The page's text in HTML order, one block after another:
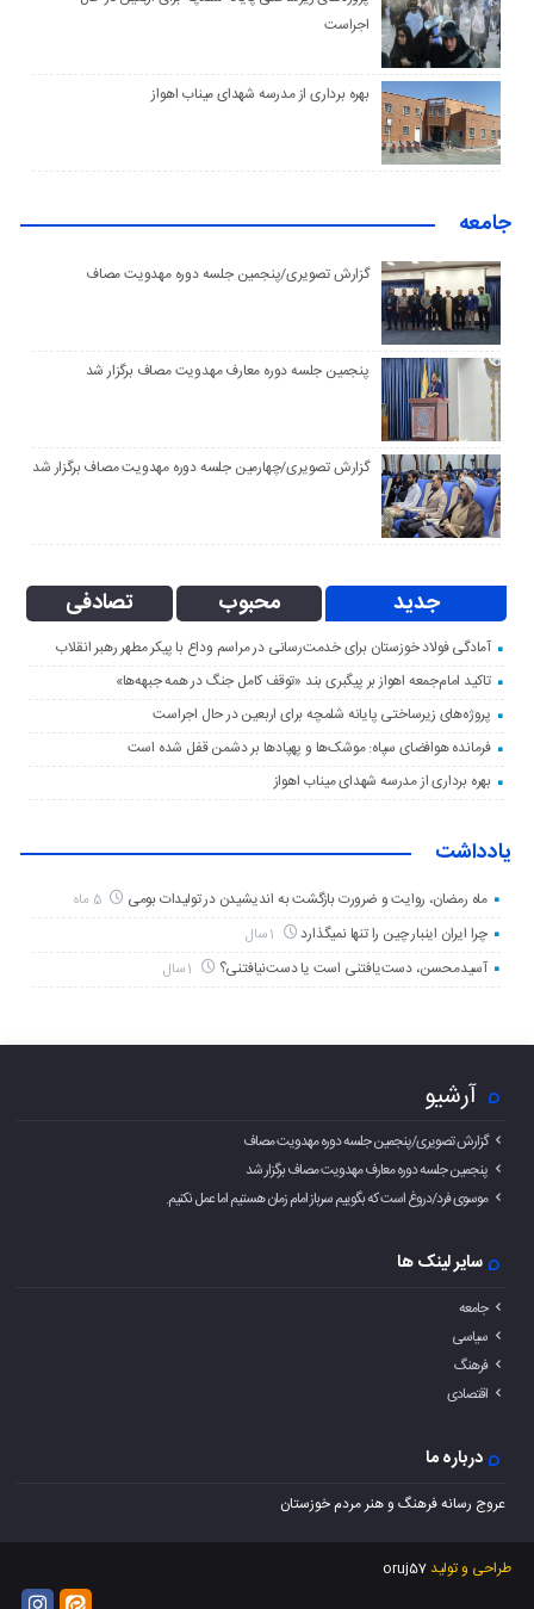
اجراست
بهره برداری از مدرسه شهدای میناب اهواز
جامعه
گزارش تصویری/پنجمین جلسه دوره مهدویت مصاف
پنجمین جلسه دوره معارف مهدویت مصاف برگزار شد
گزارش تصویری/چهارمین جلسه دوره مهدویت مصاف برگزار شد
جدید محبوب تصادفی
آمادگی فولاد خوزستان برای خدمت‌رسانی در مراسم وداع با پیکر مطهر رهبر انقلاب
تاکید امام‌جمعه اهواز بر پیگبری بند «توقف کامل جنگ در همه جبهه‌ها»
پروژه‌های زیرساختی پایانه شلمچه برای اربعین در حال اجراست
فرمانده هوافضای سپاه: موشک‌ها و پهپادها بر دشمن قفل شده است
بهره برداری از مدرسه شهدای میناب اهواز
یادداشت
ماه رمضان، روایت و ضرورت بازگشت به اندیشیدن در تولیدات بومی 5 ماه
چرا ایران اینبار چین را تنها نمیگذارد
آسیدمحسن، دست‌یافتنی است یا دست‌نیافتنی؟
آرشیو
گزارش تصویری/پنجمین جلسه دوره مهدویت مصاف
پنجمین جلسه دوره معارف مهدویت مصاف برگزار شد
موسوی فرد/دروغ است که بگوییم سرباز امام زمان هستیم اما عمل نکنیم.
سایر لینک ها
جامعه
سیاسی
فرهنگ
اقتصادی
درباره ما
عروج رسانه فرهنگ و هنر مردم خوزستان
طراحی و تولیدoruj57